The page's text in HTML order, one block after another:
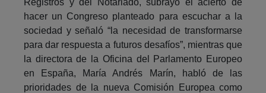
Registros y del Notariado, subrayó el acierto de
hacer un Congreso planteado para escuchar a la
sociedad y señaló “la necesidad de transformarse
para dar respuesta a futuros desafíos”, mientras que
la directora de la Oficina del Parlamento Europeo
en España, María Andrés Marín, habló de las
prioridades de la nueva Comisión Europea como